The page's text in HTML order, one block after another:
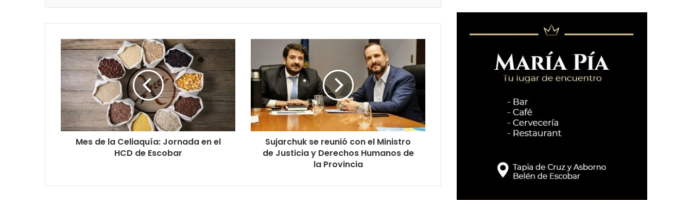
Mes de la Celiaquía: Jornada en el
HCD de Escobar
Sujarchuk se reunió con el Ministro
de Justicia y Derechos Humanos de
la Provincia